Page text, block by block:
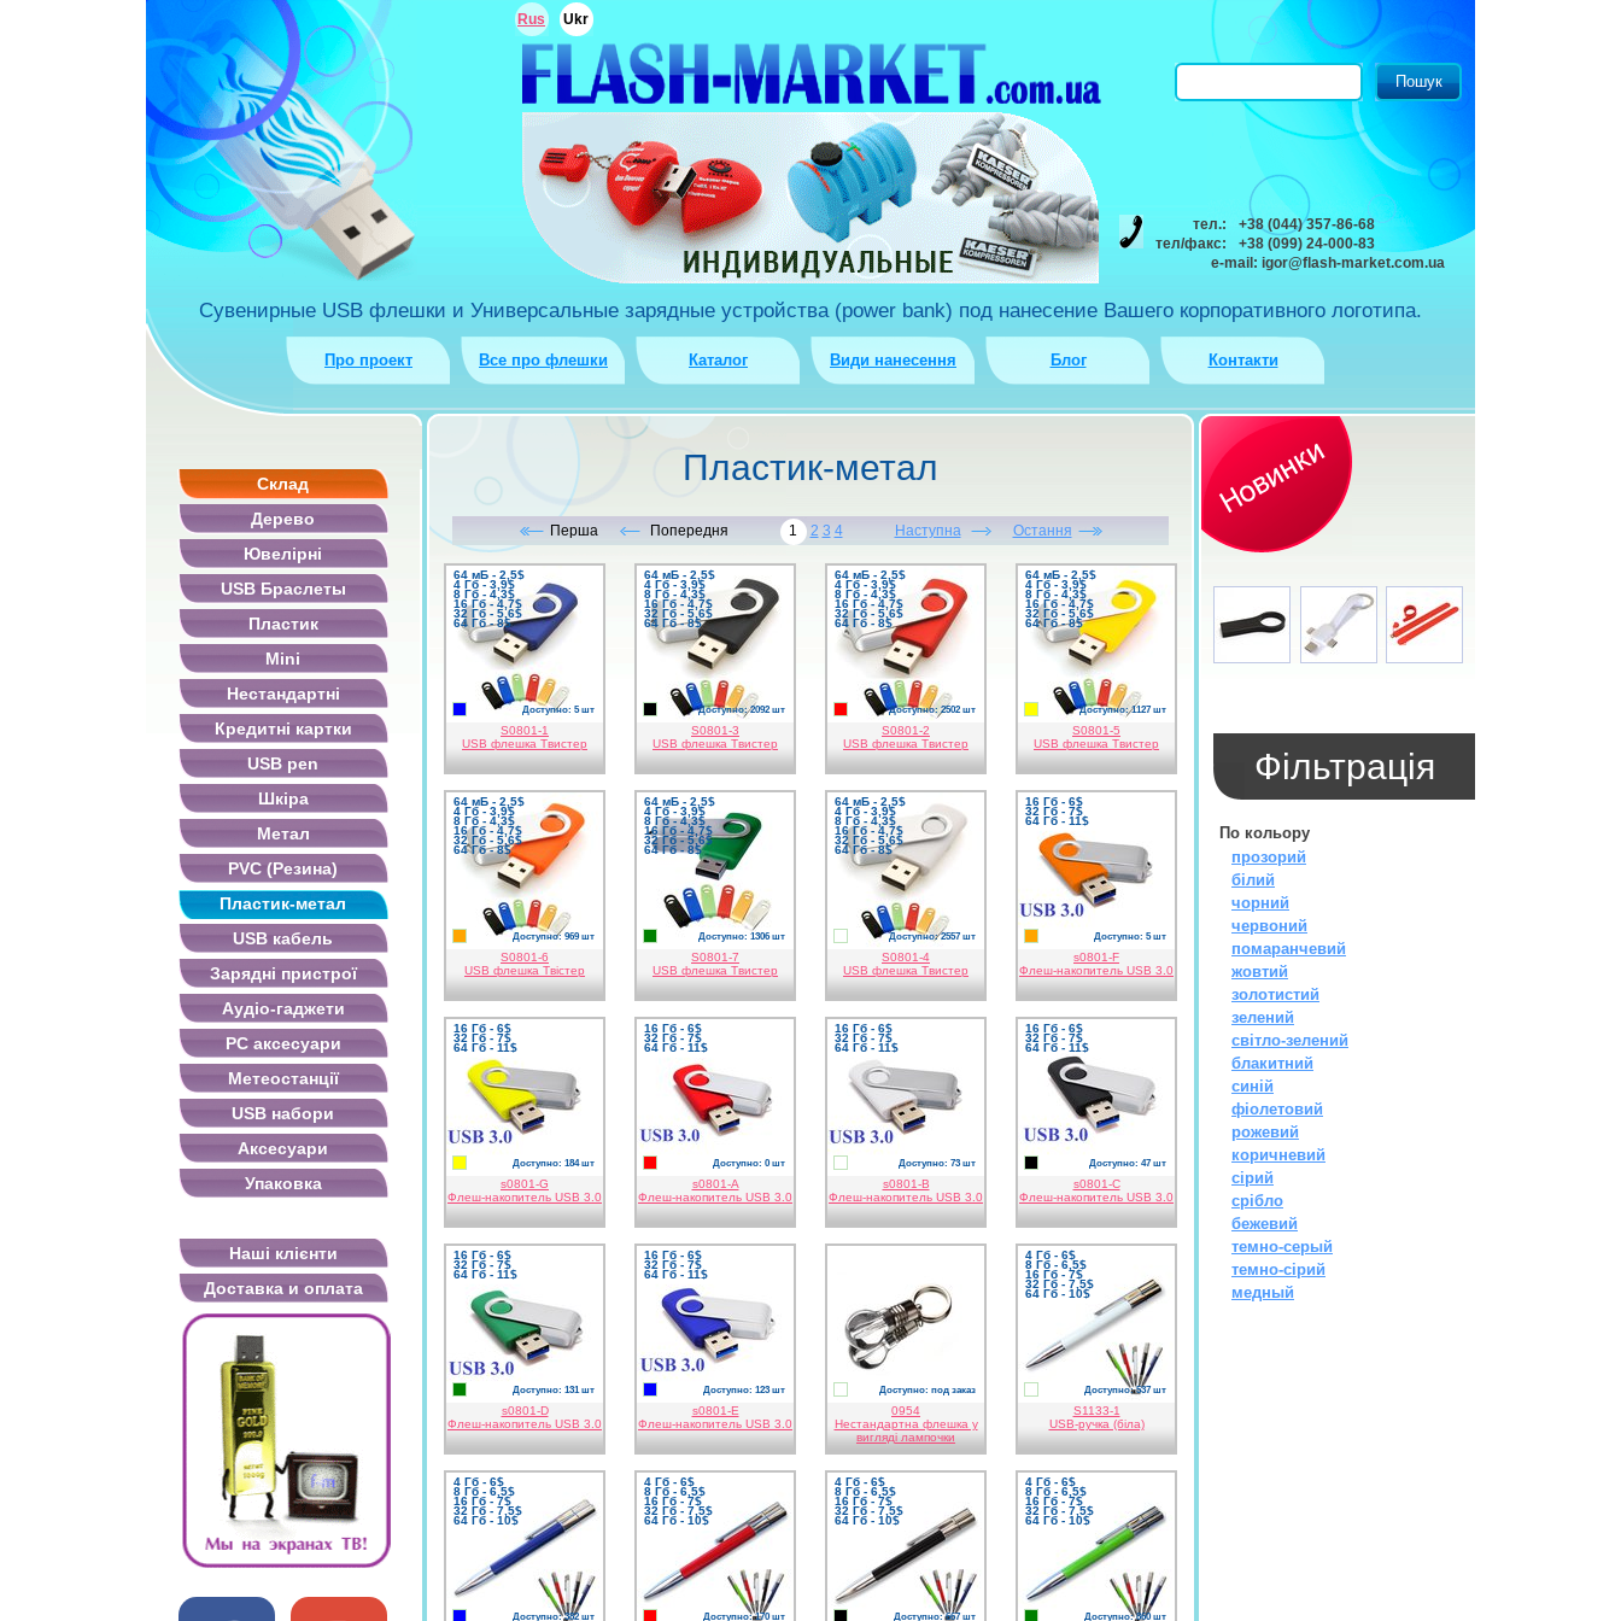
Сувенирные USB флешки и Универсальные зарядные устройства (power bank) под нанесение Вашего корпоративного логотипа.
Про проект Все про флешки Каталог Види нанесення Блог Контакти
Rus Ukr
Пластик-метал
Перша Попередня 1 2 3 4 Наступна Остання
S0801-1
USB флешка Твистер
синій Доступно: 5 шт
64 мБ - 2,5$
4 Гб - 3,9$
8 Гб - 4,3$
16 Гб - 4,7$
32 Гб - 5,6$
64 Гб - 8$
S0801-3
USB флешка Твистер
чорнийДоступно: 2092 шт
64 мБ - 2,5$
4 Гб - 3,9$
8 Гб - 4,3$
16 Гб - 4,7$
32 Гб - 5,6$
64 Гб - 8$
S0801-2
USB флешка Твистер
червонийДоступно: 2502 шт
64 мБ - 2,5$
4 Гб - 3,9$
8 Гб - 4,3$
16 Гб - 4,7$
32 Гб - 5,6$
64 Гб - 8$
S0801-5
USB флешка Твистер
жовтийДоступно: 1127 шт
64 мБ - 2,5$
4 Гб - 3,9$
8 Гб - 4,3$
16 Гб - 4,7$
32 Гб - 5,6$
64 Гб - 8$
S0801-6
USB флешка Твістер
помаранчевий
Доступно: 969 шт
64 мБ - 2,5$
4 Гб - 3,9$
8 Гб - 4,3$
16 Гб - 4,7$
32 Гб - 5,6$
64 Гб - 8$
S0801-7
USB флешка Твистер
зеленийДоступно: 1306 шт
64 мБ - 2,5$
4 Гб - 3,9$
8 Гб - 4,3$
16 Гб - 4,7$
32 Гб - 5,6$
64 Гб - 8$
S0801-4
USB флешка Твистер
білий Доступно: 2557 шт
64 мБ - 2,5$
4 Гб - 3,9$
8 Гб - 4,3$
16 Гб - 4,7$
32 Гб - 5,6$
64 Гб - 8$
s0801-F
Флеш-накопитель USB 3.0
помаранчевий
Доступно: 5 шт
16 Гб - 6$
32 Гб - 7$
64 Гб - 11$
s0801-G
Флеш-накопитель USB 3.0
жовтийДоступно: 184 шт
16 Гб - 6$
32 Гб - 7$
64 Гб - 11$
s0801-A
Флеш-накопитель USB 3.0
червонийДоступно: 0 шт
16 Гб - 6$
32 Гб - 7$
64 Гб - 11$
s0801-B
Флеш-накопитель USB 3.0
білий Доступно: 73 шт
16 Гб - 6$
32 Гб - 7$
64 Гб - 11$
s0801-C
Флеш-накопитель USB 3.0
чорний Доступно: 47 шт
16 Гб - 6$
32 Гб - 7$
64 Гб - 11$
s0801-D
Флеш-накопитель USB 3.0
зеленийДоступно: 131 шт
16 Гб - 6$
32 Гб - 7$
64 Гб - 11$
s0801-E
Флеш-накопитель USB 3.0
синій Доступно: 123 шт
16 Гб - 6$
32 Гб - 7$
64 Гб - 11$
0954
Нестандартна флешка у
вигляді лампочки
прозорийДоступно: под заказ
S1133-1
USB-ручка (біла)
білий Доступно: 537 шт
4 Гб - 6$
8 Гб - 6,5$
16 Гб - 7$
32 Гб - 7,5$
64 Гб - 10$
Доступно: 382 шт
4 Гб - 6$
8 Гб - 6,5$
16 Гб - 7$
32 Гб - 7,5$
64 Гб - 10$
Доступно: 170 шт
4 Гб - 6$
8 Гб - 6,5$
16 Гб - 7$
32 Гб - 7,5$
64 Гб - 10$
Доступно: 667 шт
4 Гб - 6$
8 Гб - 6,5$
16 Гб - 7$
32 Гб - 7,5$
64 Гб - 10$
Доступно: 860 шт
4 Гб - 6$
8 Гб - 6,5$
16 Гб - 7$
32 Гб - 7,5$
64 Гб - 10$
Склад
Дерево
Ювелірні
USB Браслеты
Пластик
Mini
Нестандартні
Кредитні картки
USB pen
Шкіра
Метал
PVC (Резина)
Пластик-метал
USB кабель
Зарядні пристрої
Аудіо-гаджети
PC аксесуари
Метеостанції
USB набори
Аксесуари
Упаковка
Наші клієнти
Доставка и оплата
Фiльтрацiя
По кольору
прозорий
білий
чорний
червоний
помаранчевий
жовтий
золотистий
зелений
світло-зелений
блакитний
синій
фіолетовий
рожевий
коричневий
сірий
срібло
бежевий
темно-серый
темно-сірий
медный
тел.:
+38 (044) 357-86-68
тел/факс:
+38 (099) 24-000-83
e-mail: igor@flash-market.com.ua